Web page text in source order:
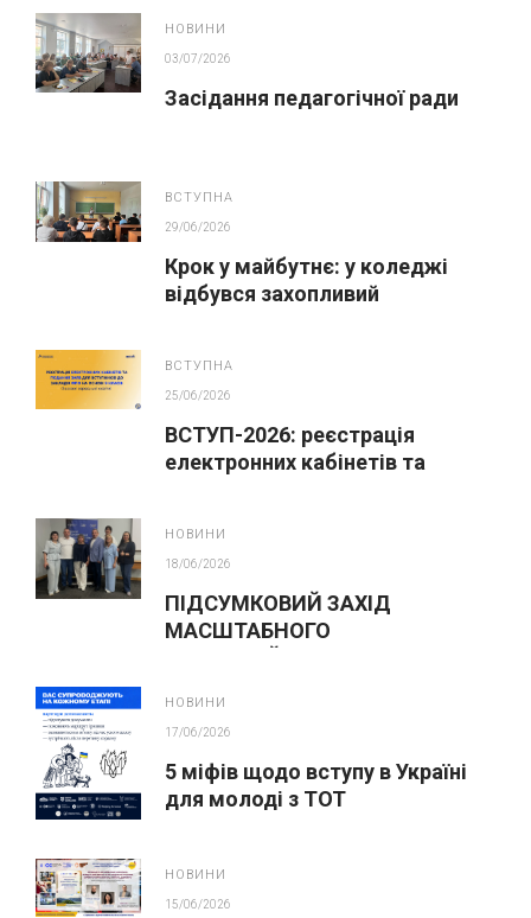
НОВИНИ
03/07/2026
Засідання педагогічної ради
ВСТУПНА
29/06/2026
Крок у майбутнє: у коледжі
відбувся захопливий
ВСТУПНА
25/06/2026
ВСТУП-2026: реєстрація
електронних кабінетів та
НОВИНИ
18/06/2026
ПІДСУМКОВИЙ ЗАХІД
МАСШТАБНОГО
НОВИНИ
17/06/2026
5 міфів щодо вступу в Україні
для молоді з ТОТ
НОВИНИ
15/06/2026